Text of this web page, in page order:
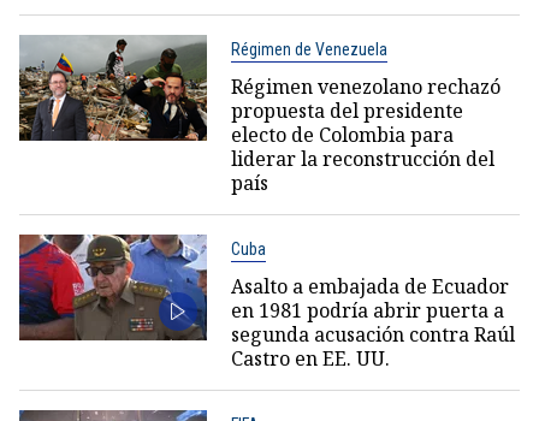
Régimen de Venezuela
Régimen venezolano rechazó
propuesta del presidente
electo de Colombia para
liderar la reconstrucción del
país
Cuba
Asalto a embajada de Ecuador
en 1981 podría abrir puerta a
segunda acusación contra Raúl
Castro en EE. UU.